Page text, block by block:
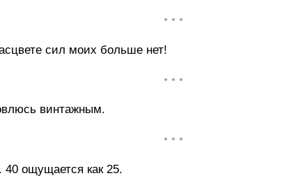
• • •
сил моих больше нет!
• • •
винтажным.
• • •
ощущается как 25.